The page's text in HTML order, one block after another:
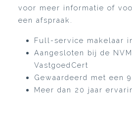
voor meer informatie of
een afspraak.
Full-service makelaar
Aangesloten bij de
VastgoedCert
Gewaardeerd met een
Meer dan 20 jaar